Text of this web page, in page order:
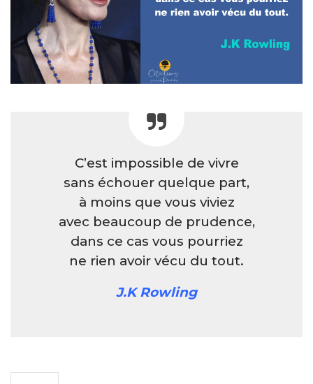
C’est impossible de vivre
sans échouer quelque part,
à moins que vous viviez
avec beaucoup de prudence,
dans ce cas vous pourriez
ne rien avoir vécu du tout.
J.K Rowling